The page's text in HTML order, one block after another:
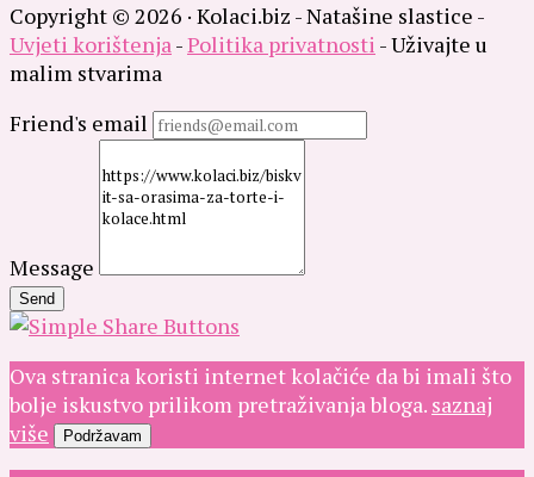
Copyright © 2026 · Kolaci.biz - Natašine slastice -
Uvjeti korištenja-Politika privatnosti - Uživajte u
malim stvarima
Friend's email
Message
Send
Ova stranica koristi internet kolačiće da bi imali što
bolje iskustvo prilikom pretraživanja bloga. saznaj
više
Podržavam